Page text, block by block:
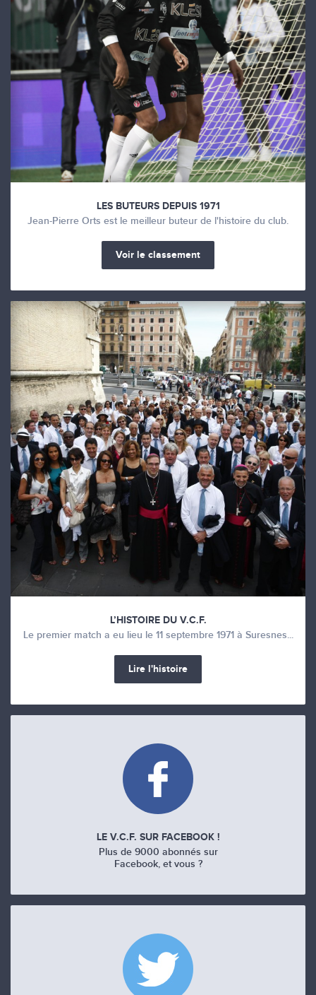
LES BUTEURS DEPUIS 1971
Jean-Pierre Orts est le meilleur buteur de l'histoire du club.
Voir le classement
L’HISTOIRE DU V.C.F.
Le premier match a eu lieu le 11 septembre 1971 à Suresnes...
Lire l'histoire
LE V.C.F. SUR FACEBOOK !
Plus de 9000 abonnés sur
Facebook, et vous ?